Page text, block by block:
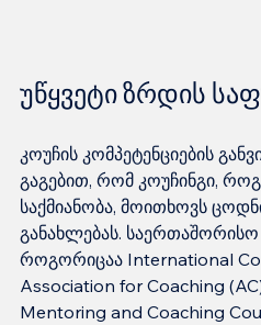
უწყვეტი ზრდის
კოუჩის კომპეტენციების
გაგებით, რომ კოუჩინგი,
საქმიანობა, მოითხოვს
განახლებას. საერთაშორისო
როგორიცაა International
Association for Coaching
Mentoring and Coaching